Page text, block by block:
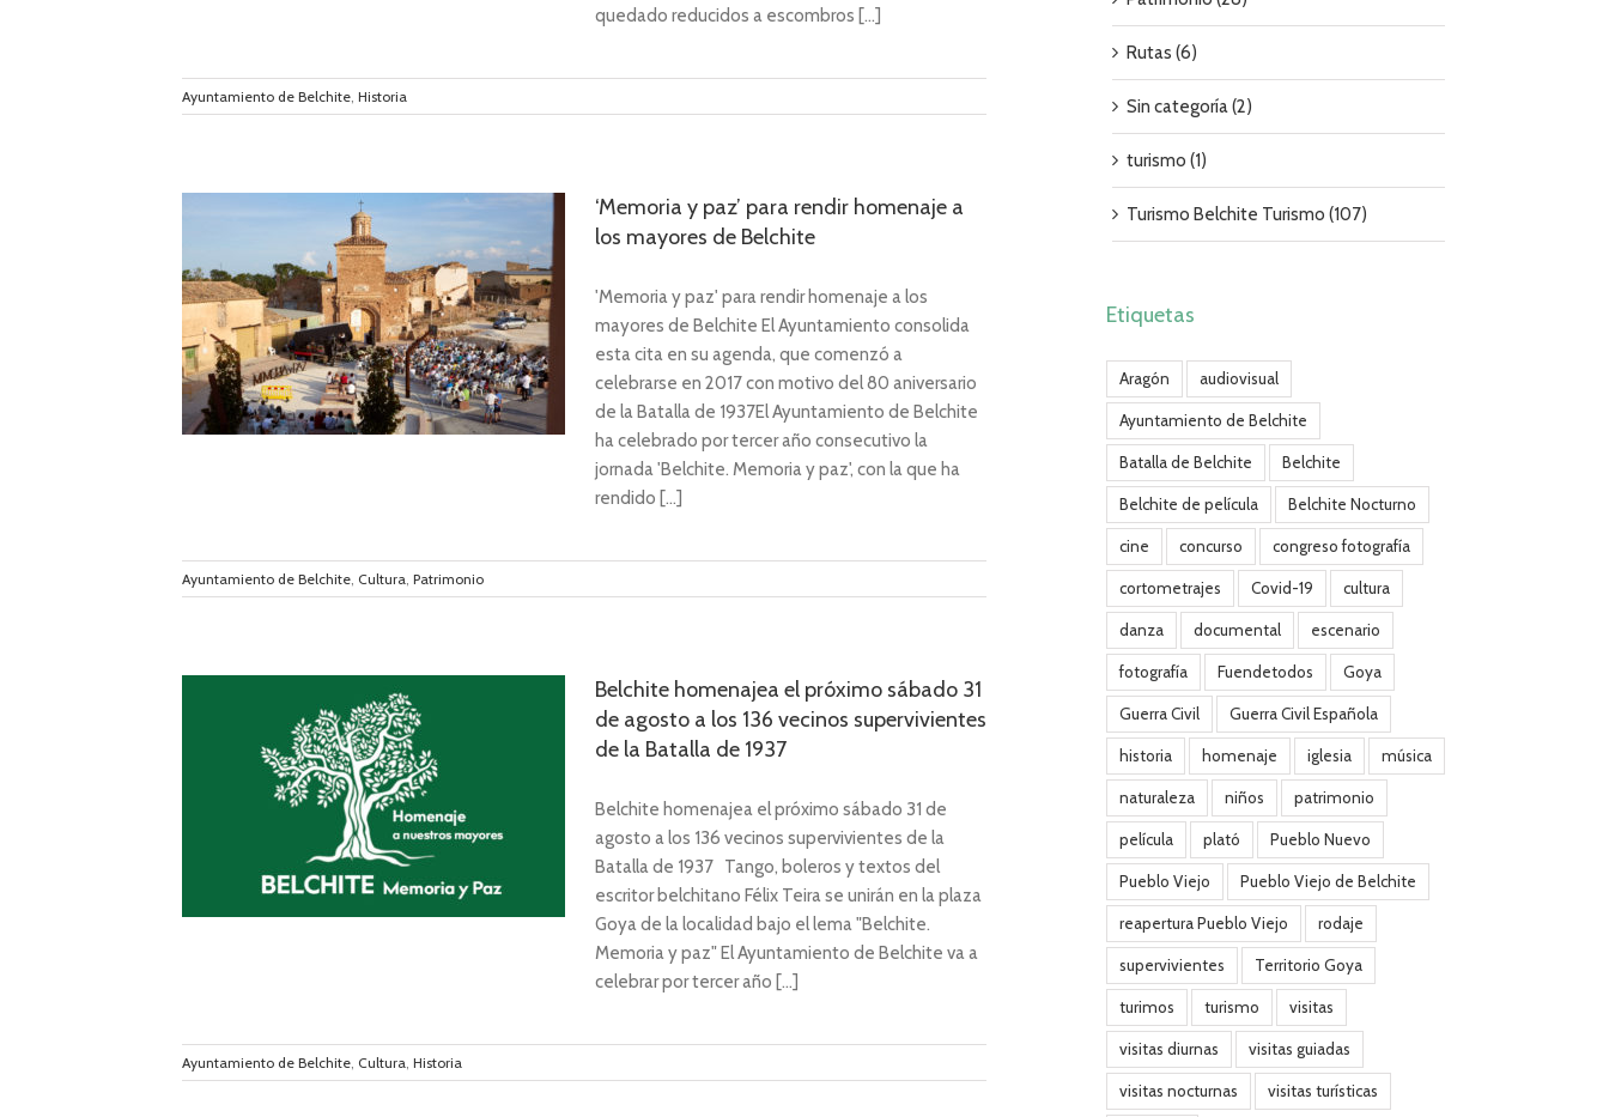
quedado reducidos a escombros [...]
Ayuntamiento de Belchite, Historia
‘Memoria y paz’ para rendir homenaje a
los mayores de Belchite
'Memoria y paz' para rendir homenaje a los
mayores de Belchite El Ayuntamiento consolida
esta cita en su agenda, que comenzó a
celebrarse en 2017 con motivo del 80 aniversario
de la Batalla de 1937El Ayuntamiento de Belchite
ha celebrado por tercer año consecutivo la
jornada 'Belchite. Memoria y paz', con la que ha
rendido [...]
Ayuntamiento de Belchite, Cultura, Patrimonio
Belchite homenajea el próximo sábado 31
de agosto a los 136 vecinos supervivientes
de la Batalla de 1937
Belchite homenajea el próximo sábado 31 de
agosto a los 136 vecinos supervivientes de la
Batalla de 1937 Tango, boleros y textos del
escritor belchitano Félix Teira se unirán en la plaza
Goya de la localidad bajo el lema "Belchite.
Memoria y paz" El Ayuntamiento de Belchite va a
celebrar por tercer año [...]
Ayuntamiento de Belchite, Cultura, Historia
Rutas (6)
Sin categoría (2)
turismo (1)
Turismo Belchite Turismo (107)
Etiquetas
Aragón audiovisual
Ayuntamiento de Belchite
Batalla de Belchite Belchite
Belchite de película Belchite Nocturno
cine concurso congreso fotografía
cortometrajes Covid-19 cultura
danza documental escenario
fotografía Fuendetodos Goya
Guerra Civil Guerra Civil Española
historia homenaje iglesia música
naturaleza niños patrimonio
película plató Pueblo Nuevo
Pueblo Viejo Pueblo Viejo de Belchite
reapertura Pueblo Viejo rodaje
supervivientes Territorio Goya
turimos turismo visitas
visitas diurnas visitas guiadas
visitas nocturnas visitas turísticas